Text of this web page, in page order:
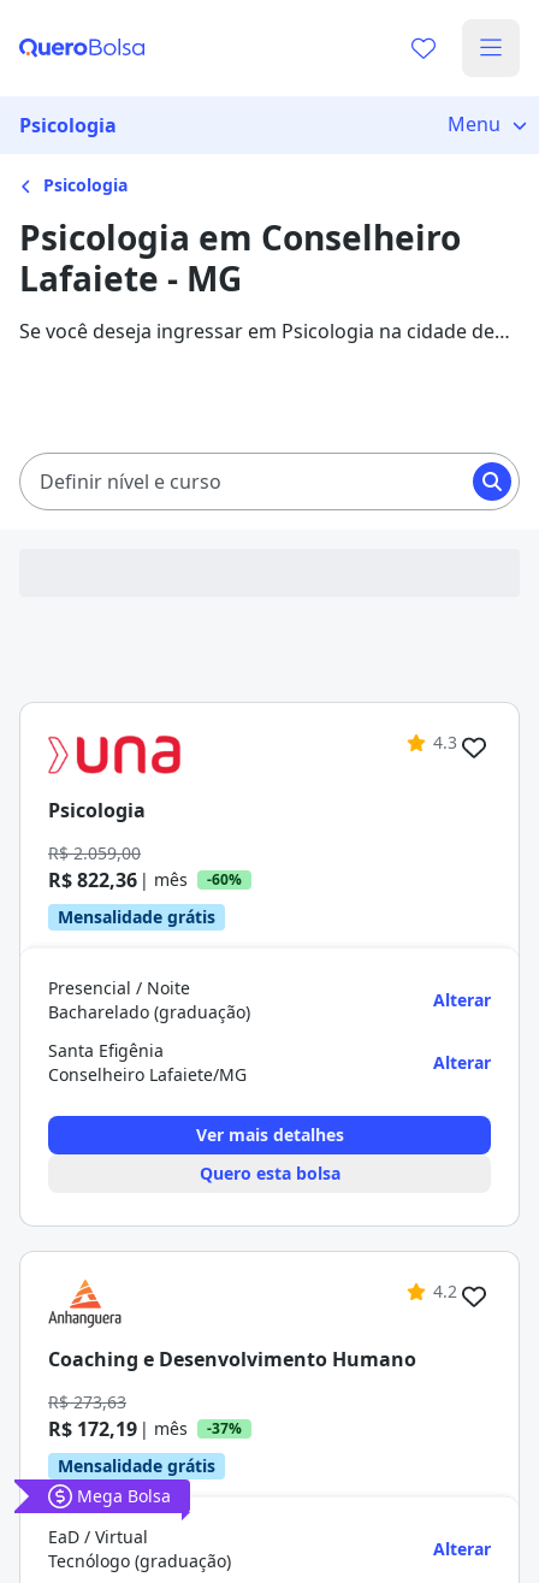
Psicologia Menu
Psicologia
Psicologia em Conselheiro
Lafaiete - MG
Se você deseja ingressar em Psicologia na cidade de
Definir nível e curso
4.3
Psicologia
R$ 2.059,00
R$ 822,36 | mês -60%
Mensalidade grátis
Presencial / Noite
Bacharelado (graduação)
Alterar
Santa Efigênia
Conselheiro Lafaiete/MG
Alterar
Ver mais detalhes
Quero esta bolsa
4.2
Coaching e Desenvolvimento Humano
R$ 273,63
R$ 172,19 | mês -37%
Mensalidade grátis
Mega Bolsa
EaD / Virtual
Tecnólogo (graduação)
Alterar